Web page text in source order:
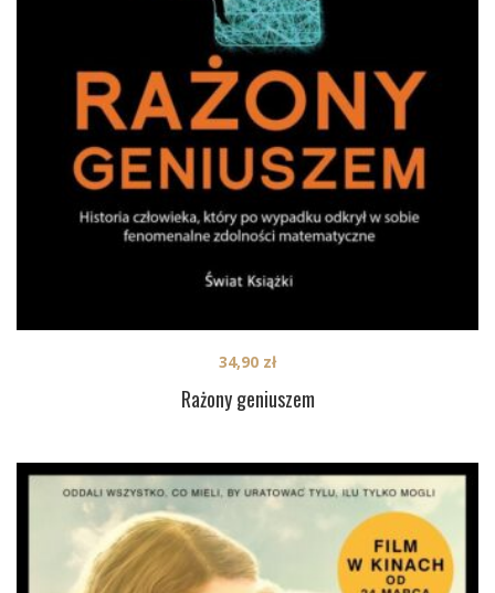
Rażony geniuszem
34,90 zł